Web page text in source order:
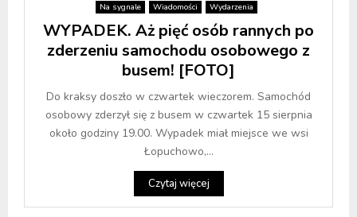
Na sygnale Wiadomości Wydarzenia
WYPADEK. Aż pięć osób rannych po
zderzeniu samochodu osobowego z
busem! [FOTO]
Do kraksy doszło w czwartek wieczorem. Samochód
osobowy zderzył się z busem w czwartek 15 sierpnia
około godziny 19.00. Wypadek miał miejsce we wsi
Łopuchowo,...
Czytaj więcej